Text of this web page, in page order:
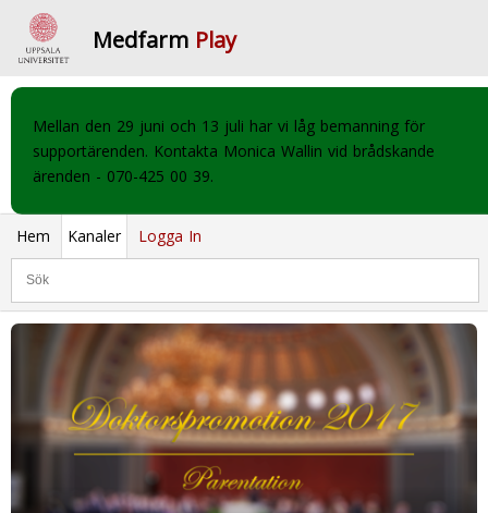
Medfarm Play
Mellan den 29 juni och 13 juli har vi låg bemanning för
supportärenden. Kontakta Monica Wallin vid brådskande
ärenden - 070-425 00 39.
Hem Kanaler Logga In